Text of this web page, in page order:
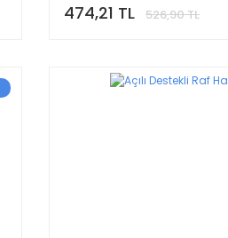
474,21 TL 526,90 TL